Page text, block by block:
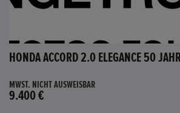
MWST. NICHT AUSWEISBAR
9.400 €